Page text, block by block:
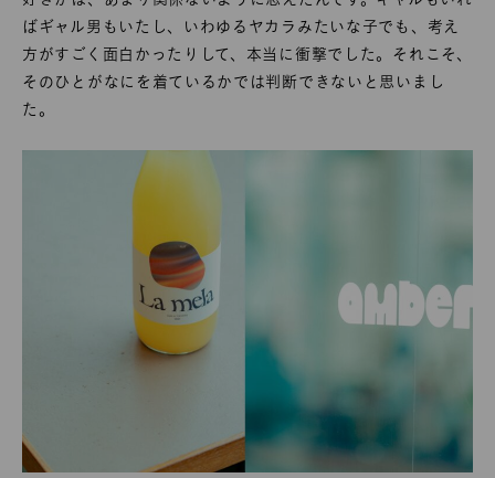
ばギャル男もいたし、いわゆるヤカラみたいな子でも、考え
方がすごく面白かったりして、本当に衝撃でした。それこそ、
そのひとがなにを着ているかでは判断できないと思いまし
た。